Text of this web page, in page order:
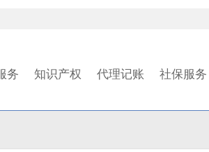
务 知识产权 代理记账 社保服务